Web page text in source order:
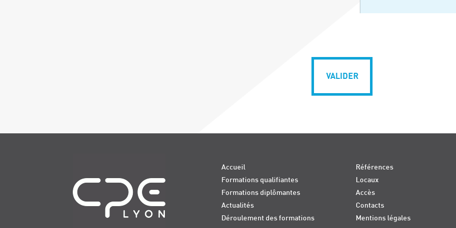
VALIDER
Accueil
Formations qualifiantes
Formations diplômantes
Actualités
Déroulement des formations
Références
Locaux
Accès
Contacts
Mentions légales